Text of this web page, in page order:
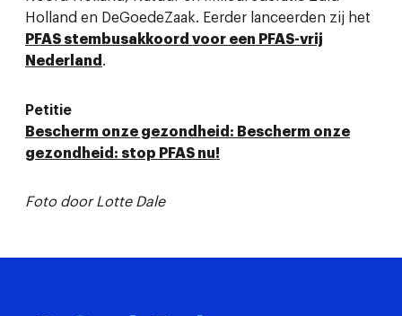
Holland en DeGoedeZaak. Eerder lanceerden zij het
PFAS stembusakkoord voor een PFAS-vrij
Nederland .
Petitie
Bescherm onze gezondheid: Bescherm onze
gezondheid: stop PFAS nu!
Foto door Lotte Dale